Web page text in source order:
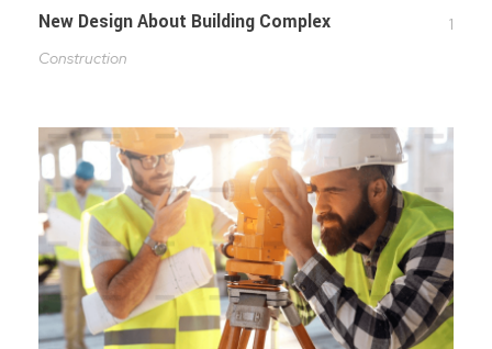
New Design About Building Complex
1
Construction